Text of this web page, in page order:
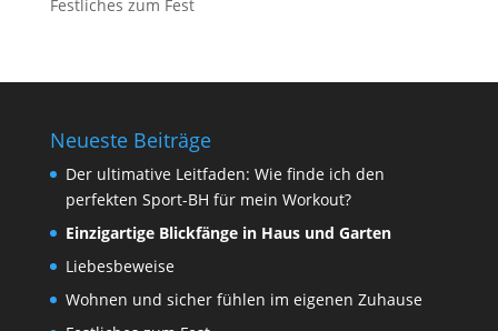
Festliches zum Fest
Neueste Beiträge
Der ultimative Leitfaden: Wie finde ich den
perfekten Sport-BH für mein Workout?
Einzigartige Blickfänge in Haus und Garten
Liebesbeweise
Wohnen und sicher fühlen im eigenen Zuhause